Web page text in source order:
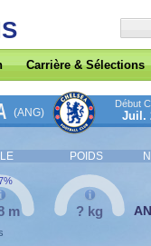
Carrière & Sélections
(ANG)
Début
Juil.
POIDS
m ? kg